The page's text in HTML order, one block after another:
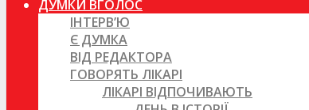
ДУМКИ ВГОЛОС
ІНТЕРВ’Ю
Є ДУМКА
ВІД РЕДАКТОРА
ГОВОРЯТЬ ЛІКАРІ
ЛІКАРІ ВІДПОЧИВАЮТЬ